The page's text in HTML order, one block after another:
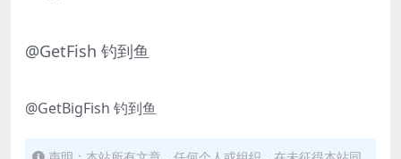
@GetFish 钓到鱼
@GetBigFish 钓到鱼